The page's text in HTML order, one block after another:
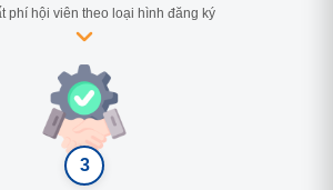
phí hội viên theo loại hình đăng ký
3